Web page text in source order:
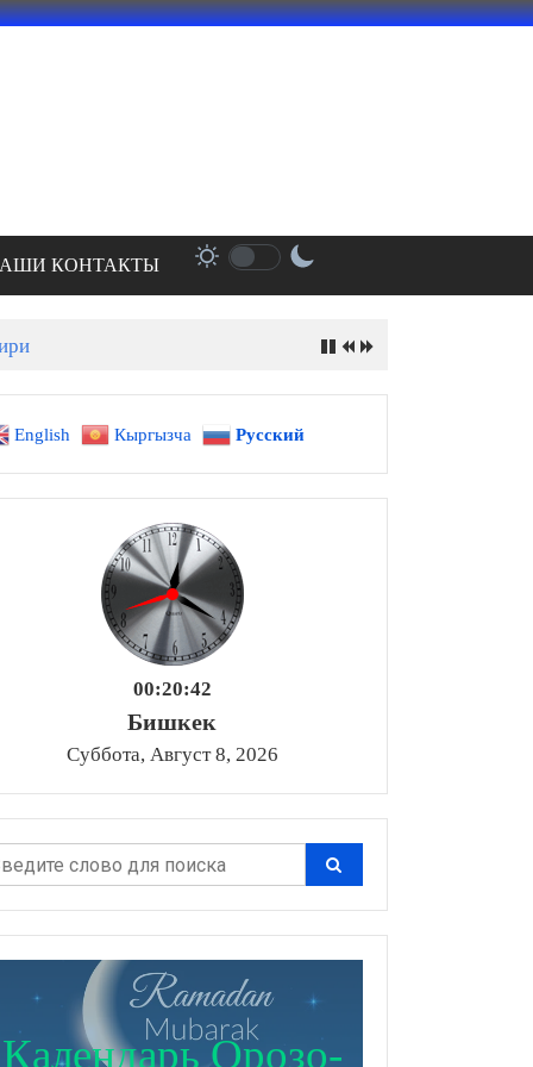
КОНТАКТЫ
English Кыргызча Русский
00:20:43
Бишкек
Суббота, Август 8, 2026
Календарь Орозо-